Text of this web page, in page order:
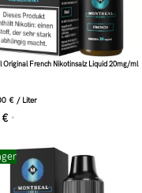
Original French Nikotinsalz Liquid 20mg/ml
€ / Liter
€ *